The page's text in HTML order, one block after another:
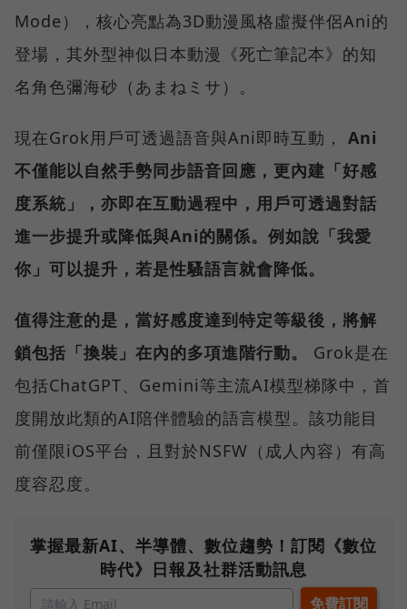
Mode），核心亮點為3D動漫風格虛擬伴侶Ani的
登場，其外型神似日本動漫《死亡筆記本》的知
名角色彌海砂（あまねミサ）。
現在Grok用戶可透過語音與Ani即時互動， Ani
不僅能以自然手勢同步語音回應，更內建「好感
度系統」，亦即在互動過程中，用戶可透過對話
進一步提升或降低與Ani的關係。例如說「我愛
你」可以提升，若是性騷語言就會降低。
值得注意的是，當好感度達到特定等級後，將解
鎖包括「換裝」在內的多項進階行動。
Grok是在
包括ChatGPT、Gemini等主流AI模型梯隊中，首
度開放此類的AI陪伴體驗的語言模型。該功能目
前僅限iOS平台，且對於NSFW（成人內容）有高
度容忍度。
掌握最新AI、半導體、數位趨勢！訂閱《數位
時代》日報及社群活動訊息